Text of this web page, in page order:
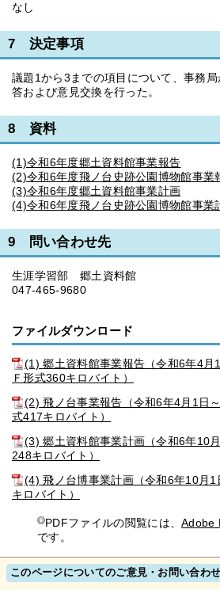
なし
7 決定事項
議題1から3までの項目について、事務
答および意見交換を行った。
8 資料
(1)令和6年度郷土資料館事業報告
(2)令和6年度飛ノ台史跡公園博物館事業
(3)令和6年度郷土資料館事業計画
(4)令和6年度飛ノ台史跡公園博物館事業
9 問い合わせ先
生涯学習部 郷土資料館
047-465-9680
ファイルダウンロード
(1) 郷土資料館事業報告（令和6年4月
Ｆ形式360キロバイト）
(2) 飛ノ台事業報告（令和6年4月1日
式417キロバイト）
(3) 郷土資料館事業計画（令和6年10
248キロバイト）
(4) 飛ノ台博事業計画（令和6年10月
キロバイト）
PDFファイルの閲覧には、Adobe
です。
このページについてのご意見・お問い合わせ